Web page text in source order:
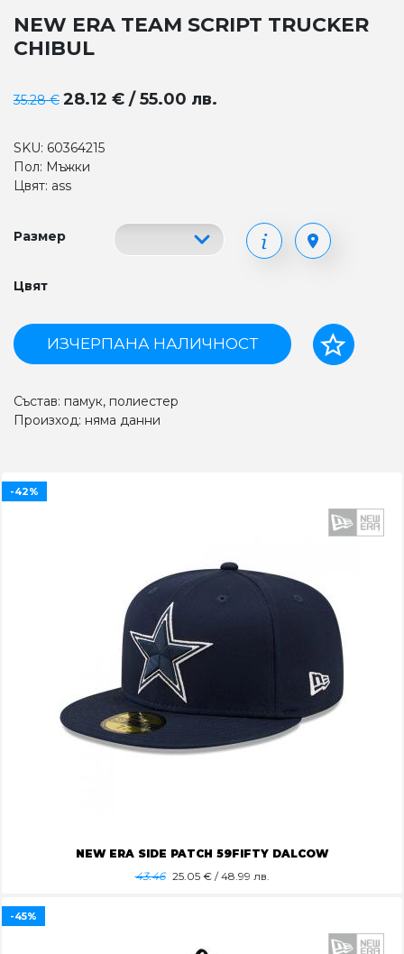
NEW ERA TEAM SCRIPT TRUCKER
CHIBUL
35.28 € 28.12 € / 55.00 лв.
SKU: 60364215
Пол: Мъжки
Цвят: ass
Размер
Цвят
ИЗЧЕРПАНА НАЛИЧНОСТ
Състав: памук, полиестер
Произход: няма данни
NEW ERA SIDE PATCH 59FIFTY DALCOW
43.46 25.05€ / 48.99 лв.
-42%
-45%